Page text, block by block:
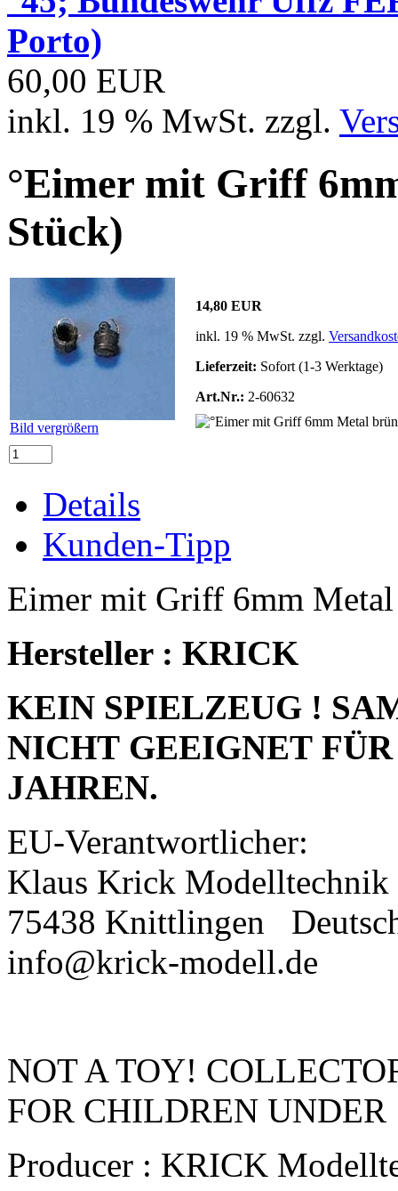
Porto)
60,00 EUR
inkl. 19 % MwSt. zzgl.
°Eimer mit Griff
Stück)
Bild vergrößern
14,80 EUR
inkl. 19 % MwSt. zzgl.
Lieferzeit: Sofort (1-3 Werktage)
Art.Nr.: 2-60632
Details
Kunden-Tipp
Eimer mit Griff 6mm
Hersteller : KRICK
KEIN SPIELZEUG !
NICHT GEEIGNET
JAHREN.
EU-Verantwortlicher:
Klaus Krick Modelltechnik
75438 Knittlingen
info@krick-modell.de
NOT A TOY!
FOR CHILDREN UNDER
Producer : KRICK